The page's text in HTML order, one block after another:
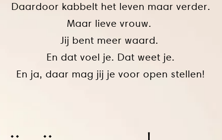
Daardoor kabbelt het leven maar verder.
Maar lieve vrouw.
Jij bent meer waard.
En dat voel je. Dat weet je.
En ja, daar mag jij je voor open stellen!